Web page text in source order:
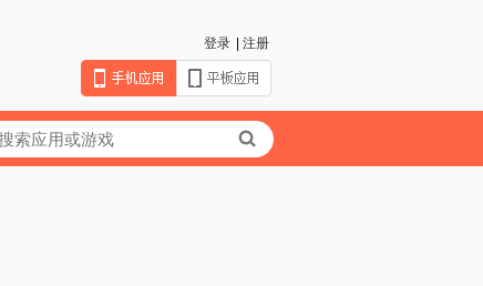
注册
登录